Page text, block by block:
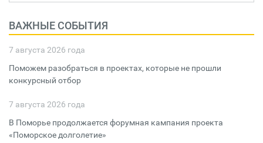
ВАЖНЫЕ СОБЫТИЯ
7 августа 2026 года
Поможем разобраться в проектах, которые не прошли
конкурсный отбор
7 августа 2026 года
В Поморье продолжается форумная кампания проекта
«Поморское долголетие»